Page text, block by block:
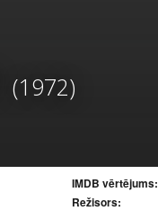
(1972)
IMDB vērtējums:
Režisors: